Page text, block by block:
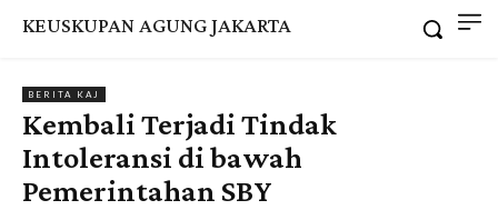
KEUSKUPAN AGUNG JAKARTA
BERITA KAJ
Kembali Terjadi Tindak
Intoleransi di bawah
Pemerintahan SBY